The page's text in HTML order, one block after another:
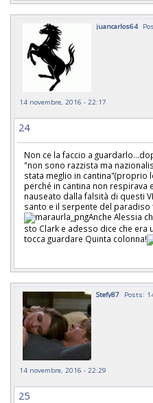
juancarlos64
14 novembre, 2016 - 22:17
24
Non ce la faccio a
"non sono razzista ma
stata meglio in cantina"(proprio
perché in cantina non
nauseato dalla falsità di questi
santo e il serpente del
Anche Alessia
sto Clark e adesso dice che era
tocca guardare Quinta colonna!
Stefy87 Posts:
14 novembre, 2016 - 22:29
25